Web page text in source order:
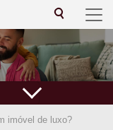
imóvel de luxo?